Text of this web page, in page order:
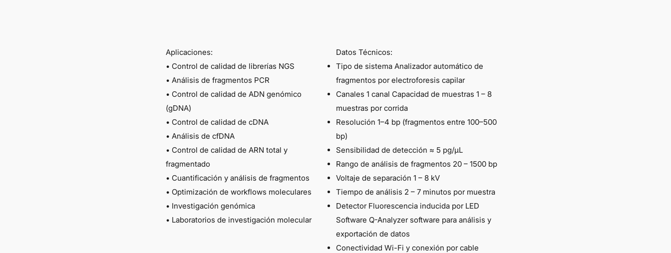
Aplicaciones:
• Control de calidad de librerías NGS
• Análisis de fragmentos PCR
• Control de calidad de ADN genómico
(gDNA)
• Control de calidad de cDNA
• Análisis de cfDNA
• Control de calidad de ARN total y
fragmentado
• Cuantificación y análisis de fragmentos
• Optimización de workflows moleculares
• Investigación genómica
• Laboratorios de investigación molecular
Datos Técnicos:
Tipo de sistema Analizador automático de
fragmentos por electroforesis capilar
Canales 1 canal Capacidad de muestras 1 – 8
muestras por corrida
Resolución 1–4 bp (fragmentos entre 100–500
bp)
Sensibilidad de detección ≈ 5 pg/µL
Rango de análisis de fragmentos 20 – 1500 bp
Voltaje de separación 1 – 8 kV
Tiempo de análisis 2 – 7 minutos por muestra
Detector Fluorescencia inducida por LED
Software Q-Analyzer software para análisis y
exportación de datos
Conectividad Wi-Fi y conexión por cable